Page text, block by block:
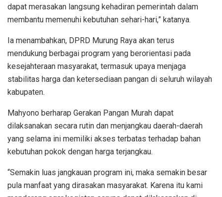
dapat merasakan langsung kehadiran pemerintah dalam
membantu memenuhi kebutuhan sehari-hari,” katanya.
Ia menambahkan, DPRD Murung Raya akan terus
mendukung berbagai program yang berorientasi pada
kesejahteraan masyarakat, termasuk upaya menjaga
stabilitas harga dan ketersediaan pangan di seluruh wilayah
kabupaten.
Mahyono berharap Gerakan Pangan Murah dapat
dilaksanakan secara rutin dan menjangkau daerah-daerah
yang selama ini memiliki akses terbatas terhadap bahan
kebutuhan pokok dengan harga terjangkau.
“Semakin luas jangkauan program ini, maka semakin besar
pula manfaat yang dirasakan masyarakat. Karena itu kami